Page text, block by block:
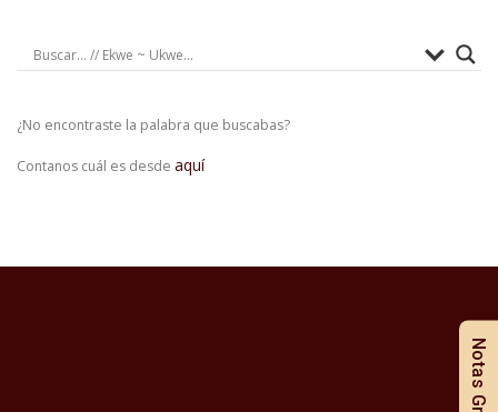
¿No encontraste la palabra que buscabas?
Contanos cuál es desde aquí